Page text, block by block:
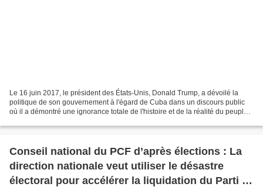
Le 16 juin 2017, le président des États-Unis, Donald Trump, a dévoilé la
politique de son gouvernement à l'égard de Cuba dans un discours public
où il a démontré une ignorance totale de l'histoire et de la réalité du peuple
Conseil national du PCF d’après élections : La
direction nationale veut utiliser le désastre
électoral pour accélérer la liquidation du Parti !